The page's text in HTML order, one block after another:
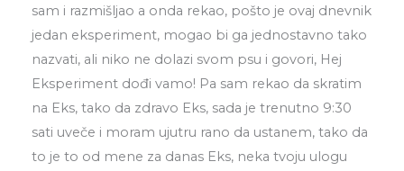
sam i razmišljao a onda rekao, pošto je ovaj dnevnik
jedan eksperiment, mogao bi ga jednostavno tako
nazvati, ali niko ne dolazi svom psu i govori, Hej
Eksperiment dođi vamo! Pa sam rekao da skratim
na Eks, tako da zdravo Eks, sada je trenutno 9:30
sati uveče i moram ujutru rano da ustanem, tako da
to je to od mene za danas Eks, neka tvoju ulogu